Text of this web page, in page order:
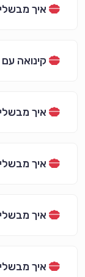
איך
קינואה
איך
איך
איך
איך